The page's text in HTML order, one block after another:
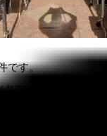
です。
ーペン、消しゴム
出不可となっていて、